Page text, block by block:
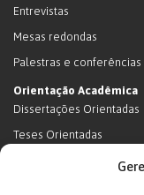
Entrevistas
Mesas redondas
Palestras e conferências
Orientação Acadêmica
Dissertações Orientadas
Teses Orientadas
Livros (dissertações e